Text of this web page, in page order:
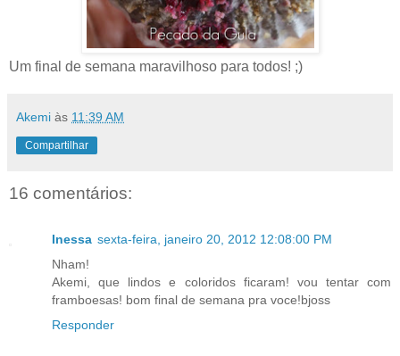
Um final de semana maravilhoso para todos! ;)
Akemi às 11:39 AM
Compartilhar
16 comentários:
Inessa sexta-feira, janeiro 20, 2012 12:08:00 PM
Nham!
Akemi, que lindos e coloridos ficaram! vou tentar com
framboesas! bom final de semana pra voce!bjoss
Responder